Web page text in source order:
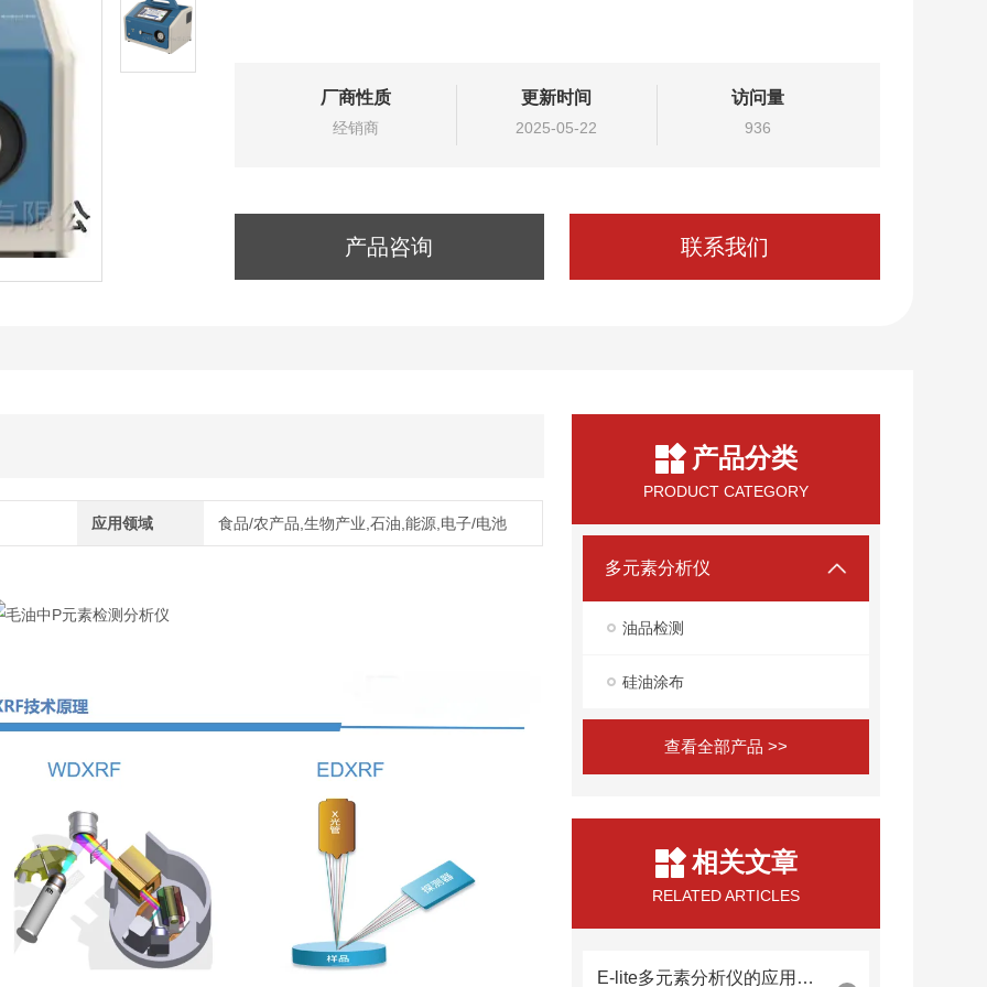
厂商性质
经销商
更新时间
2025-05-22
访问量
936
产品咨询 联系我们
应用领域 食品/农产品,生物产业,石油,能源,电子/电池
产品分类
PRODUCT CATEGORY
多元素分析仪
油品检测
硅油涂布
查看全部产品 >>
相关文章
RELATED ARTICLES
E-lite多元素分析仪的应用范围有哪些？